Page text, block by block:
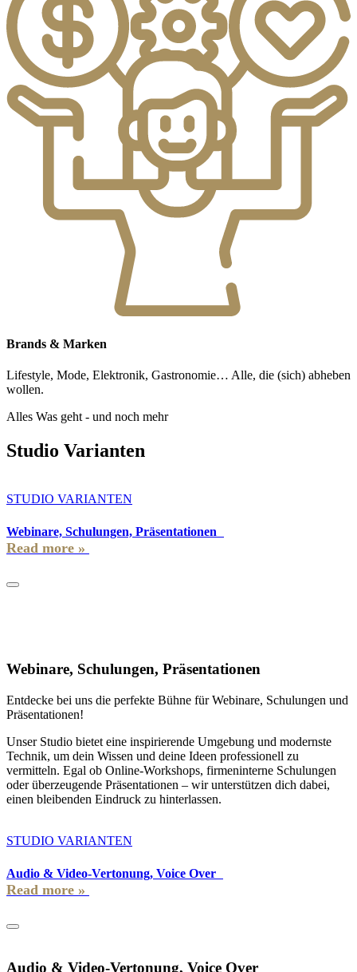
Brands & Marken
Lifestyle, Mode, Elektronik, Gastronomie… Alle, die (sich) abheben
wollen.
Alles Was geht - und noch mehr
Studio Varianten
STUDIO VARIANTEN
Webinare, Schulungen, Präsentationen
Webinare, Schulungen, Präsentationen
Entdecke bei uns die perfekte Bühne für Webinare, Schulungen und
Präsentationen!
Unser Studio bietet eine inspirierende Umgebung und modernste
Technik, um dein Wissen und deine Ideen professionell zu
vermitteln. Egal ob Online-Workshops, firmeninterne Schulungen
oder überzeugende Präsentationen – wir unterstützen dich dabei,
einen bleibenden Eindruck zu hinterlassen.
STUDIO VARIANTEN
Audio & Video-Vertonung, Voice Over
Audio & Video-Vertonung, Voice Over